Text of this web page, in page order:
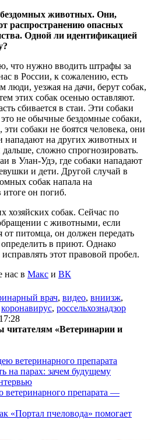
животных. Они,
распространению опасных
Одной ли идентификацией
что нужно вводить штрафы за
в России, к сожалению, есть
люди, уезжая на дачи, берут собак,
этих собак осенью оставляют.
сбивается в стаи. Эти собаки
не обычные бездомные собаки,
собаки не боятся человека, они
нападают на других животных и
сложно спрогнозировать.
в Улан-Удэ, где собаки нападают
и дети. Другой случай в
собак напала на
итоге он погиб.
хозяйских собак. Сейчас по
с животными, если
от питомца, он должен передать
в приют. Однако
этот правовой пробел.
нас в Макс и ВК
врач, видео, вниизж,
коронавирус, россельхознадзор
читателям «Ветеринарии и
ветеринарного препарата
на парах: зачем будущему
ветеринарного препарата —
«Портал пчеловода» помогает